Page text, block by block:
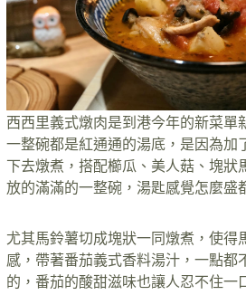
西西里義式燉肉是到港今年的新菜單
一整碗都是紅通通的湯底，是因為加
下去燉煮，搭配櫛瓜、美人菇、塊狀
放的滿滿的一整碗，湯匙感覺怎麼盛
尤其馬鈴薯切成塊狀一同燉煮，使得
感，帶著番茄義式香料湯汁，一點都
的，番茄的酸甜滋味也讓人忍不住一